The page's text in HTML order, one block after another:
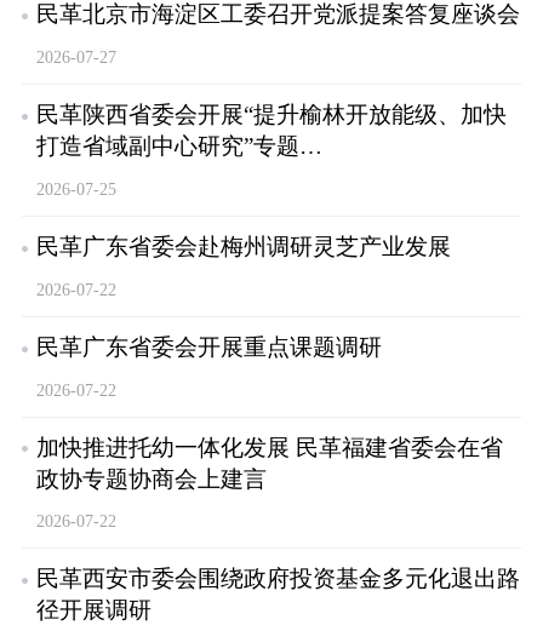
民革北京市海淀区工委召开党派提案答复座谈会
2026-07-27
民革陕西省委会开展“提升榆林开放能级、加快
打造省域副中心研究”专题…
2026-07-25
民革广东省委会赴梅州调研灵芝产业发展
2026-07-22
民革广东省委会开展重点课题调研
2026-07-22
加快推进托幼一体化发展 民革福建省委会在省
政协专题协商会上建言
2026-07-22
民革西安市委会围绕政府投资基金多元化退出路
径开展调研